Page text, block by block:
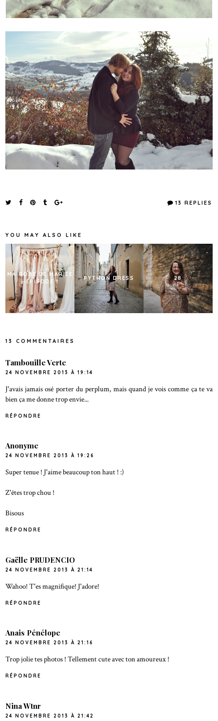
13 REPLIES
YOU MAY ALSO LIKE
MA ROBE DE MARIÉE
- ÉPISODE 1
PYTHON DRESS 28
13 COMMENTAIRES
Tambouille Verte
24 NOVEMBRE 2013 À 19:14
J'avais jamais osé porter du perplum, mais quand je vois comme ça te va
bien ça me donne trop envie...
RÉPONDRE
Anonyme
24 NOVEMBRE 2013 À 19:26
Super tenue ! J'aime beaucoup ton haut ! :)
Z'êtes trop chou !
Bisous
RÉPONDRE
Gaëlle PRUDENCIO
24 NOVEMBRE 2013 À 21:14
Wahoo! T'es magnifique! J'adore!
RÉPONDRE
Anais Pénélope
24 NOVEMBRE 2013 À 21:16
Trop jolie tes photos ! Tellement cute avec ton amoureux !
RÉPONDRE
Nina Wtnr
24 NOVEMBRE 2013 À 21:42